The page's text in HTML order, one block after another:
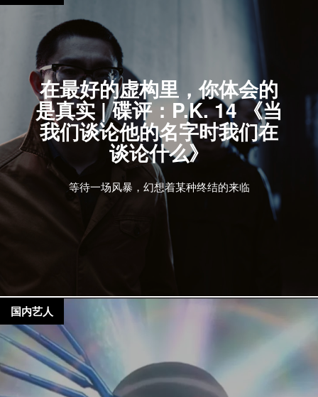
在最好的虚构里，你体会的
是真实 | 碟评：P.K. 14 《当
我们谈论他的名字时我们在
谈论什么》
等待一场风暴，幻想着某种终结的来临
国内艺人